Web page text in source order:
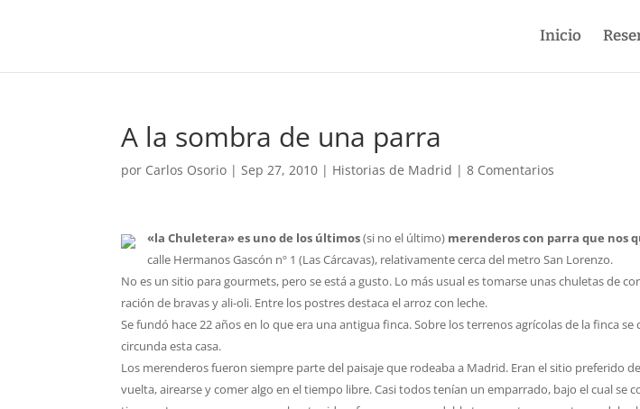
Inicio
A la sombra de una parra
por Carlos Osorio |Sep 27, 2010 | Historias de Madrid |8 Comentarios
«la Chuletera» es uno de los últimos(si no el último) merenderos con parra que nos
calle Hermanos Gascón nº 1 (Las Cárcavas), relativamente cerca del metro San Lorenzo.
No es un sitio para gourmets, pero se está a gusto. Lo más usual es tomarse unas chuletas de
ración de bravas y ali-oli. Entre los postres destaca el arroz con leche.
Se fundó hace 22 años en lo que era una antigua finca. Sobre los terrenos agrícolas de la finca
circunda esta casa.
Los merenderos fueron siempre parte del paisaje que rodeaba a Madrid. Eran el sitio preferido
vuelta, airearse y comer algo en el tiempo libre. Casi todos tenían un emparrado, bajo el cual se